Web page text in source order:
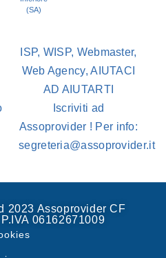
(SA)
ISP, WISP, Webmaster,
Web Agency, AIUTACI
AD AIUTARTI
Iscriviti ad
Assoprovider ! Per info:
segreteria@assoprovider.it
2023 Assoprovider CF
06162671009